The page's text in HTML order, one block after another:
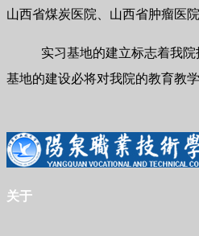
山西省煤炭医院、山西省肿瘤医
实习基地的建立标志着我
基地的建设必将对我院的教育教
关于